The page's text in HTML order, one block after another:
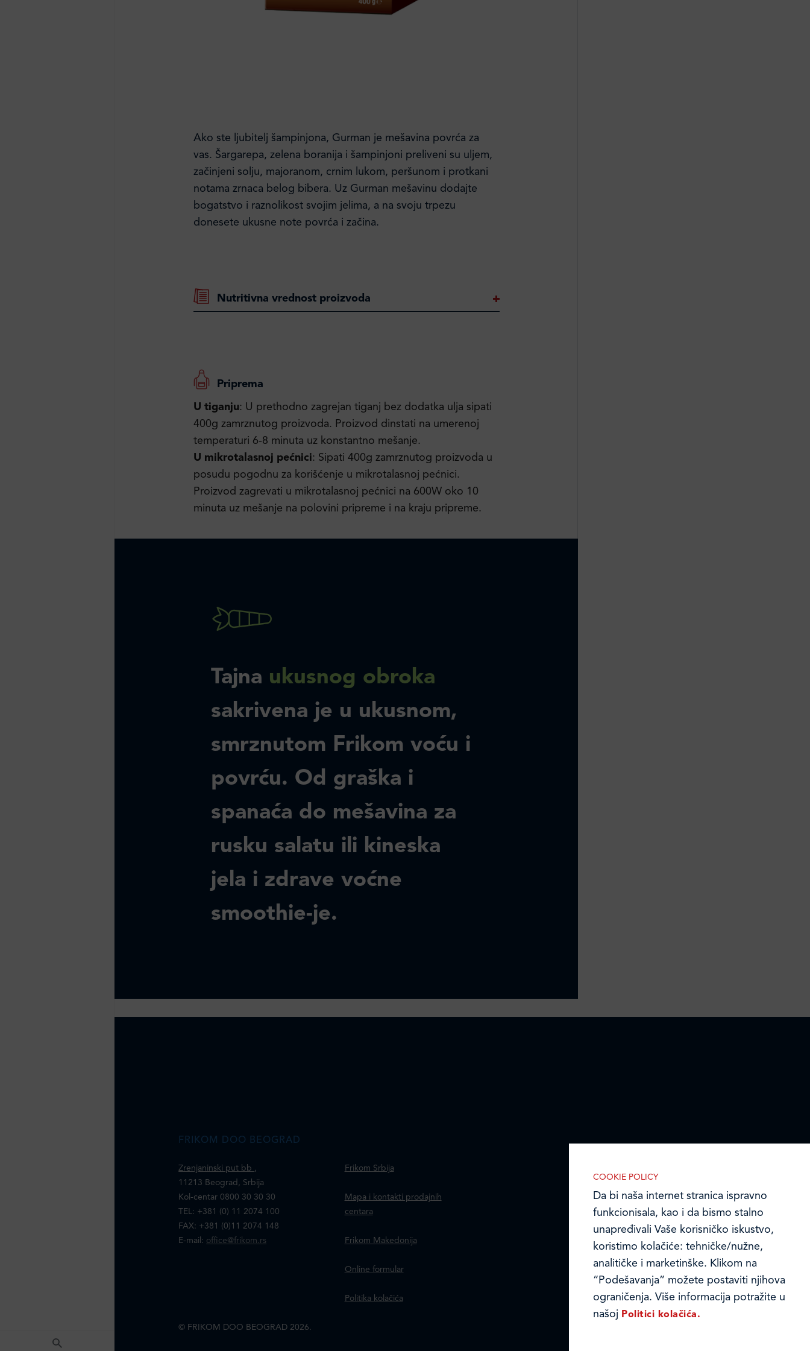
Ako ste ljubitelj šampinjona, Gurman je mešavina povrća za
vas. Šargarepa, zelena boranija i šampinjoni preliveni su uljem,
začinjeni solju, majoranom, crnim lukom, peršunom i protkani
notama zrnaca belog bibera. Uz Gurman mešavinu dodajte
bogatstvo i raznolikost svojim jelima, a na svoju trpezu
donesete ukusne note povrća i začina.
Nutritivna vrednost proizvoda
Priprema
U tiganju: U prethodno zagrejan tiganj bez dodatka ulja sipati
400g zamrznutog proizvoda. Proizvod dinstati na umerenoj
temperaturi 6-8 minuta uz konstantno mešanje.
U mikrotalasnoj pećnici: Sipati 400g zamrznutog proizvoda u
posudu pogodnu za korišćenje u mikrotalasnoj pećnici.
Proizvod zagrevati u mikrotalasnoj pećnici na 600W oko 10
minuta uz mešanje na polovini pripreme i na kraju pripreme.
Tajna ukusnog obroka
sakrivena je u ukusnom,
smrznutom Frikom voću i
povrću. Od graška i
spanaća do mešavina za
rusku salatu ili kineska
jela i zdrave voćne
smoothie-je.
FRIKOM DOO BEOGRAD
Zrenjaninski put bb ,
11213 Beograd, Srbija
Kol-centar 0800 30 30 30
TEL: +381 (0) 11 2074 100
FAX: +381 (0)11 2074 148
E-mail: office@frikom.rs
Frikom Srbija
Mapa i kontakti prodajnih
centara
Frikom Makedonija
Online formular
Politika kolačića
© FRIKOM DOO BEOGRAD 2026.
COOKIE POLICY
Da bi naša internet stranica ispravno
funkcionisala, kao i da bismo stalno
unapređivali Vaše korisničko iskustvo,
koristimo kolačiće: tehničke/nužne,
analitičke i marketinške. Klikom na
“Podešavanja” možete postaviti njihova
ograničenja. Više informacija potražite u
našoj Politici kolačića.
IZABERITE KOLAČIĆE NA STRANICI
Omogućite ili onemogućite našoj
internet stranici upotrebu kolačića
opisanih u nastavku: